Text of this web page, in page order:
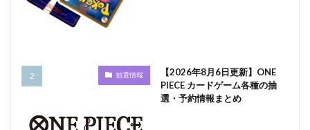
抽選情報
【2026年8月6日更新】ONE
PIECE カードゲーム各種の抽
選・予約情報まとめ